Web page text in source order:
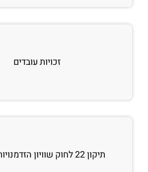
זכויות עובדים
תיקון 22 לחוק שוויון הזדמנויות בעבודה